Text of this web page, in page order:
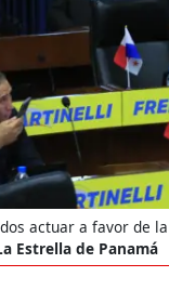
actuar a favor de
Estrella de Panamá